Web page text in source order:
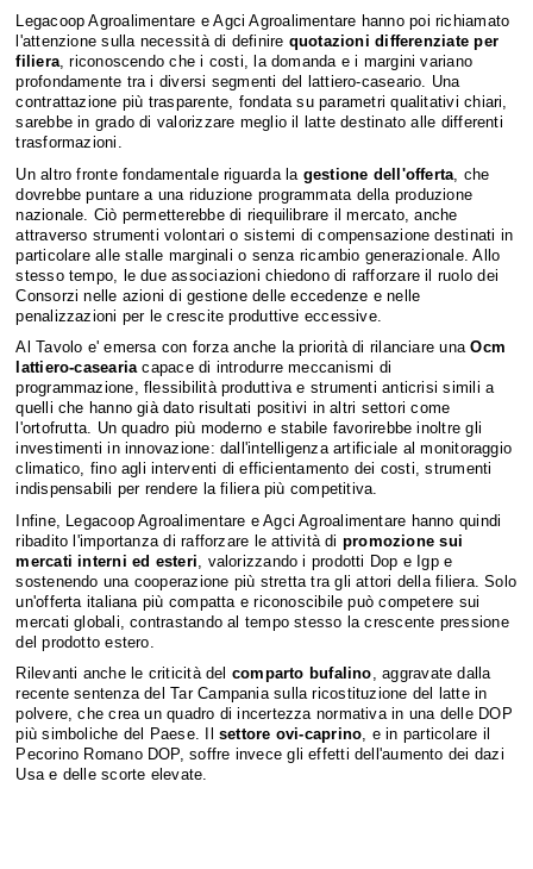
Legacoop Agroalimentare e Agci Agroalimentare hanno poi richiamato
l'attenzione sulla necessità di definire quotazioni differenziate per
filiera, riconoscendo che i costi, la domanda e i margini variano
profondamente tra i diversi segmenti del lattiero-caseario. Una
contrattazione più trasparente, fondata su parametri qualitativi chiari,
sarebbe in grado di valorizzare meglio il latte destinato alle differenti
trasformazioni.
Un altro fronte fondamentale riguarda la gestione dell'offerta , che
dovrebbe puntare a una riduzione programmata della produzione
nazionale. Ciò permetterebbe di riequilibrare il mercato, anche
attraverso strumenti volontari o sistemi di compensazione destinati in
particolare alle stalle marginali o senza ricambio generazionale. Allo
stesso tempo, le due associazioni chiedono di rafforzare il ruolo dei
Consorzi nelle azioni di gestione delle eccedenze e nelle
penalizzazioni per le crescite produttive eccessive.
Al Tavolo e' emersa con forza anche la priorità di rilanciare unaOcm
lattiero-caseariacapace di introdurre meccanismi di
programmazione, flessibilità produttiva e strumenti anticrisi simili a
quelli che hanno già dato risultati positivi in altri settori come
l'ortofrutta. Un quadro più moderno e stabile favorirebbe inoltre gli
investimenti in innovazione: dall'intelligenza artificiale al monitoraggio
climatico, fino agli interventi di efficientamento dei costi, strumenti
indispensabili per rendere la filiera più competitiva.
Infine, Legacoop Agroalimentare e Agci Agroalimentare hanno quindi
ribadito l'importanza di rafforzare le attività di promozione sui
mercati interni ed esteri , valorizzando i prodotti Dop e Igp e
sostenendo una cooperazione più stretta tra gli attori della filiera. Solo
un'offerta italiana più compatta e riconoscibile può competere sui
mercati globali, contrastando al tempo stesso la crescente pressione
del prodotto estero.
Rilevanti anche le criticità del comparto bufalino, aggravate dalla
recente sentenza del Tar Campania sulla ricostituzione del latte in
polvere, che crea un quadro di incertezza normativa in una delle DOP
più simboliche del Paese. Il settore ovi-caprino, e in particolare il
Pecorino Romano DOP, soffre invece gli effetti dell'aumento dei dazi
Usa e delle scorte elevate.